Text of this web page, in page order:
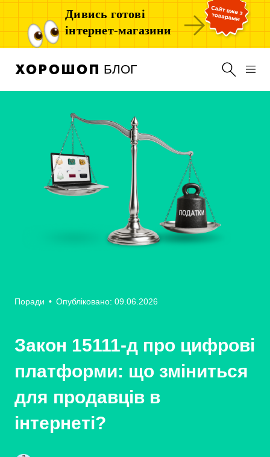
Дивись готові
інтернет-магазини
БЛОГ
Поради • Опубліковано: 09.06.2026
Закон 15111-д про цифрові
платформи: що зміниться
для продавців в
інтернеті?